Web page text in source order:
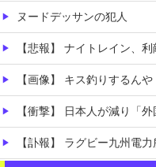
ヌードデッサンの犯人
【悲報】 ナイトレイン、
【画像】 キス釣りするんや
【衝撃】 日本人が減り「外国人が増
【訃報】 ラグビー九州電力所